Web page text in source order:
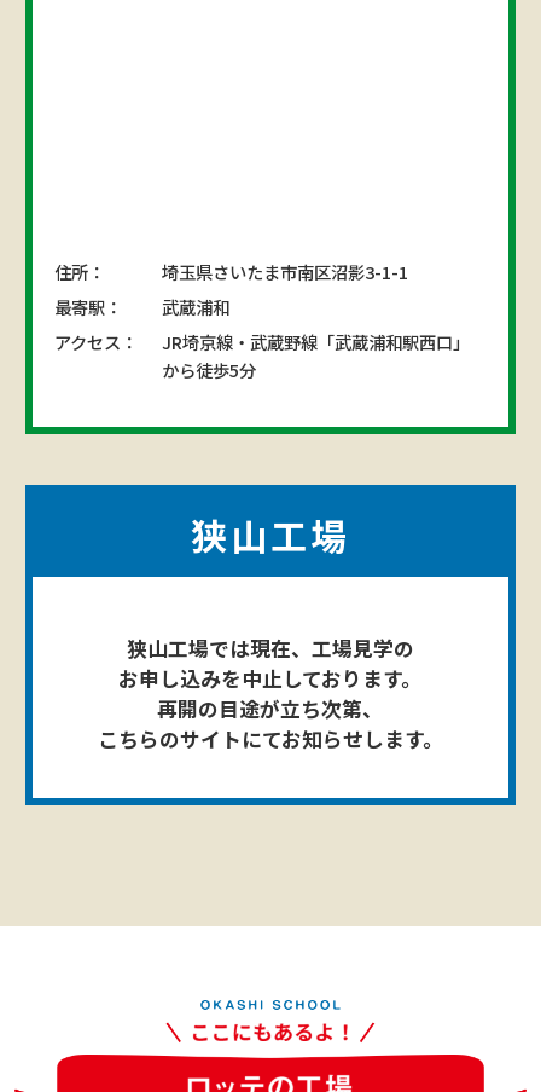
住所：
埼玉県さいたま市南区沼影3-1-1
最寄駅：
武蔵浦和
アクセス：
JR埼京線・武蔵野線「武蔵浦和駅西口」
から徒歩5分
狭山工場
狭山工場では現在、工場見学の
お申し込みを中止しております。
再開の目途が立ち次第、
こちらのサイトにてお知らせします。